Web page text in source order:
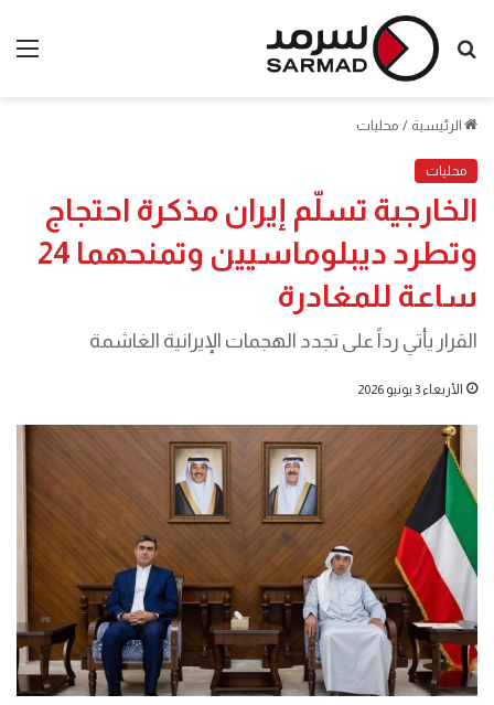
بحث
الرئيسية / محليات
محليات
الخارجية تسلّم إيران مذكرة احتجاج
وتطرد ديبلوماسيين وتمنحهما 24
ساعة للمغادرة
القرار يأتي رداً على تجدد الهجمات الإيرانية الغاشمة
الأربعاء 3 يونيو 2026